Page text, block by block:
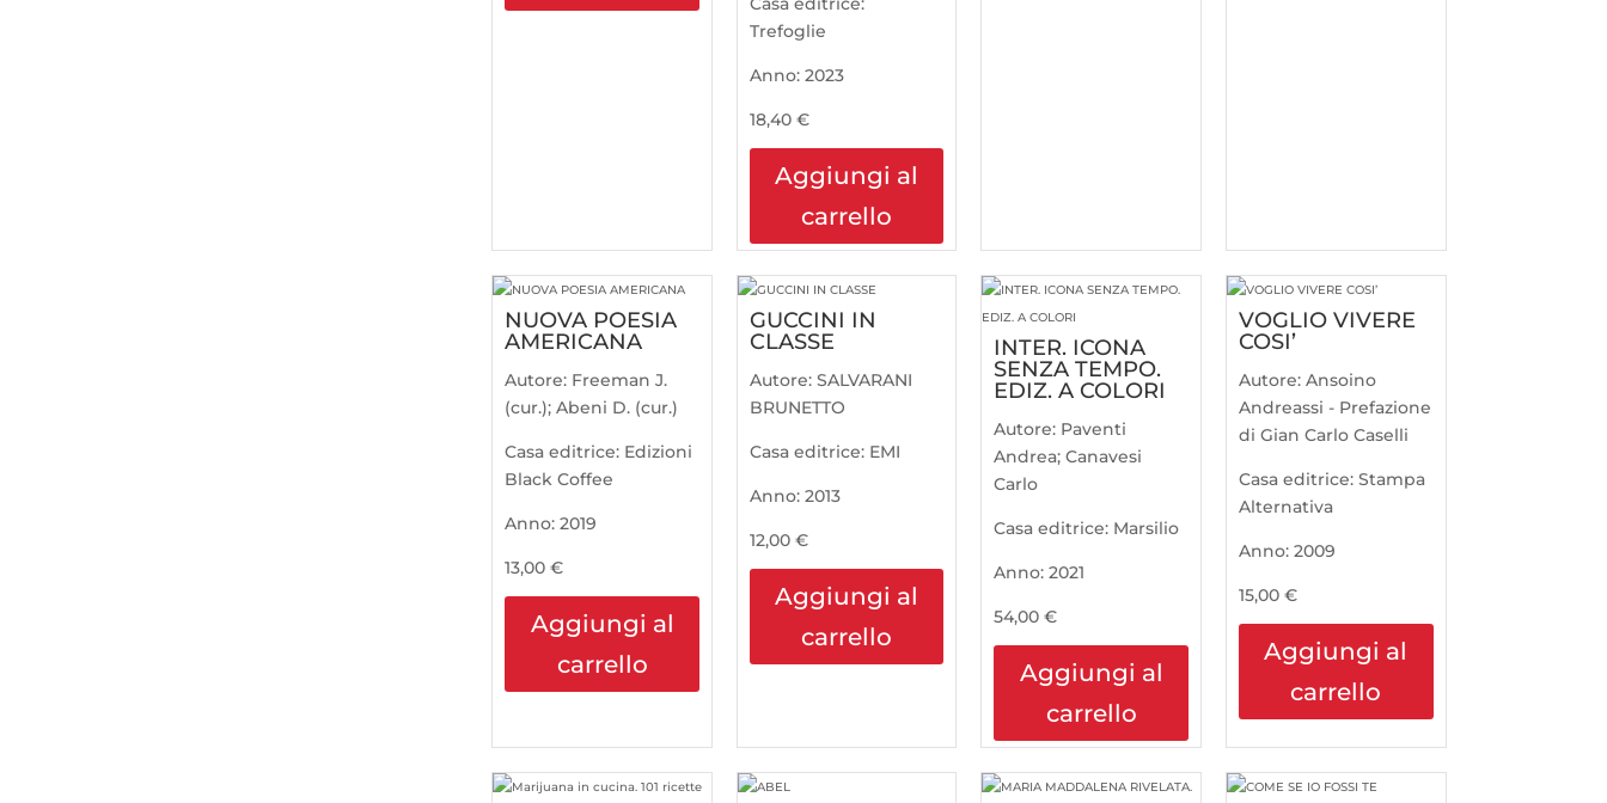
Trefoglie
Anno: 2023
18,40 €
Aggiungi al
carrello
NUOVA POESIA
AMERICANA
Autore: Freeman J.
(cur.); Abeni D. (cur.)
Casa editrice: Edizioni
Black Coffee
Anno:2019
13,00€
Aggiungi al
carrello
GUCCINI IN
CLASSE
Autore: SALVARANI
BRUNETTO
Casa editrice: EMI
Anno: 2013
12,00 €
Aggiungi al
carrello
INTER. ICONA
SENZA TEMPO.
EDIZ. A COLORI
Autore: Paventi
Andrea; Canavesi
Carlo
Casa editrice: Marsilio
Anno:2021
54,00€
Aggiungi al
carrello
VOGLIO VIVERE
COSI’
Autore: Ansoino
Andreassi - Prefazione
di Gian Carlo Caselli
Casa editrice: Stampa
Alternativa
Anno: 2009
15,00 €
Aggiungi al
carrello